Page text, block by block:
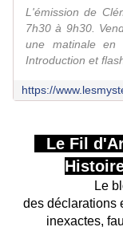
L'émission de
7h30 à 9h30.
une matinale
Introduction et
Le Fil
Le
des déclarations
inexactes,